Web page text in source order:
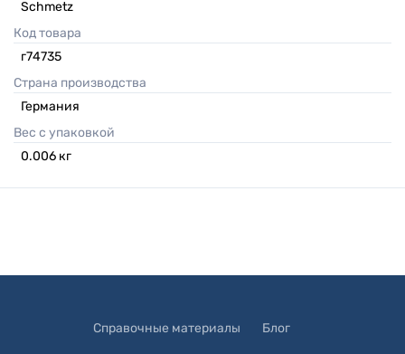
Schmetz
Код товара
г74735
Страна производства
Германия
Вес с упаковкой
0.006 кг
Справочные материалы Блог